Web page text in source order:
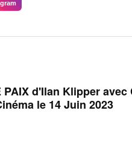
PAIX d'Ilan Klipper
le 14 Juin 2023